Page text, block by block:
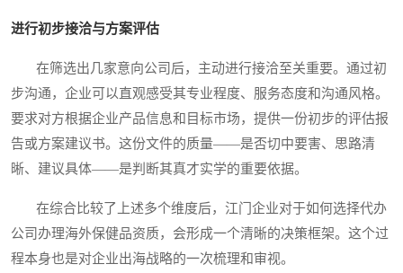
进行初步接洽与方案评估
在筛选出几家意向公司后，主动进行接洽至关重要。通过初
步沟通，企业可以直观感受其专业程度、服务态度和沟通风格。
要求对方根据企业产品信息和目标市场，提供一份初步的评估报
告或方案建议书。这份文件的质量——是否切中要害、思路清
晰、建议具体——是判断其真才实学的重要依据。
在综合比较了上述多个维度后，江门企业对于如何选择代办
公司办理海外保健品资质，会形成一个清晰的决策框架。这个过
程本身也是对企业出海战略的一次梳理和审视。